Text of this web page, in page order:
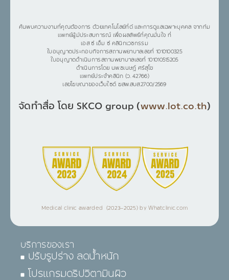
บริการของเรา
ปรับรูปร่าง ลดน้ำหนัก
โปรแกรมดริปวิตามินผิว
ค้นพบความงามที่คุณต้องการ ด้วยเทคโนโลยีที่ดี และการดูแลเฉพาะบุคคล จากทีม
แพทย์ผู้มีประสบการณ์ เพื่อผลลัพธ์ที่คุณมั่นใจ ที่
เอส ซี เอ็ม ซี คลินิกเวชกรรม
ใบอนุญาตประกอบกิจการสถานพยาบาลเลขที่ 1010100325
ใบอนุญาตดำเนินการสถานพยาบาลเลขที่ 101010515205
ดำเนินการโดย นพ.ชเนษฎ์ ศรีสุโข
แพทย์ประจำคลินิก (ว. 42766)
เลขโฆษณาของเว็บไซต์ ฆสพ.สบส.2700/2569
จัดทำสื่อ โดย SKCO group (www.lot.co.th)
Medical clinic awarded (2023–2025) by Whatclinic.com